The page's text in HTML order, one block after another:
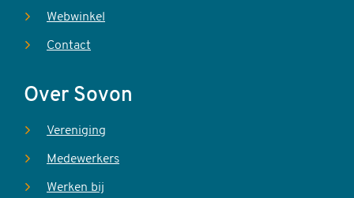
Webwinkel
Contact
Over Sovon
Vereniging
Medewerkers
Werken bij